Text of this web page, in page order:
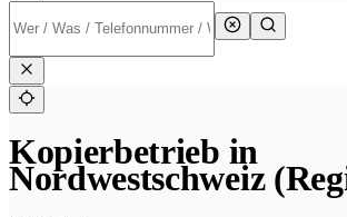
Kopierbetrieb in
Nordwestschweiz